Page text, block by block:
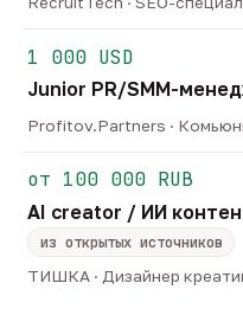
1 000 USD
Junior PR/SMM-
Profitov.Partners ·
от 100 000 RUB
AI creator / ИИ
из открытых источников
ТИШКА · Дизайнер